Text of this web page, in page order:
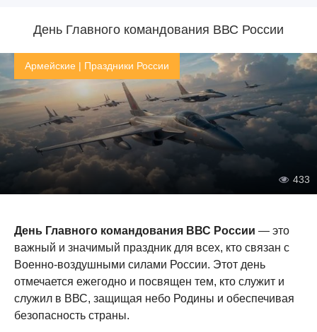
День Главного командования ВВС России
Армейские | Праздники России
433
День Главного командования ВВС России — это
важный и значимый праздник для всех, кто связан с
Военно-воздушными силами России. Этот день
отмечается ежегодно и посвящен тем, кто служит и
служил в ВВС, защищая небо Родины и обеспечивая
безопасность страны.